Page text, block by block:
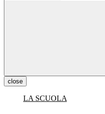
close
LA SCUOLA